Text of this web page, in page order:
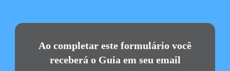
Ao completar este formulário você
receberá o Guia em seu email